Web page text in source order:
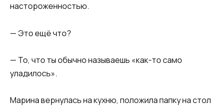
настороженностью.
— Это ещё что?
— То, что ты обычно называешь «как-то само
уладилось».
Марина вернулась на кухню, положила папку на стол